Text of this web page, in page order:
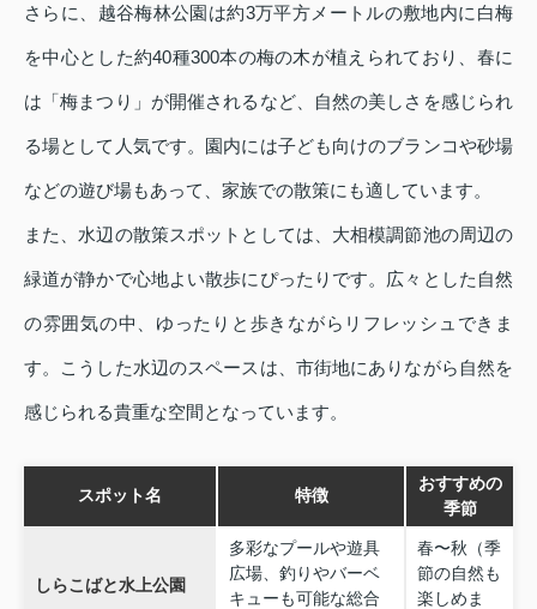
さらに、越谷梅林公園は約3万平方メートルの敷地内に白梅
を中心とした約40種300本の梅の木が植えられており、春に
は「梅まつり」が開催されるなど、自然の美しさを感じられ
る場として人気です。園内には子ども向けのブランコや砂場
などの遊び場もあって、家族での散策にも適しています。
また、水辺の散策スポットとしては、大相模調節池の周辺の
緑道が静かで心地よい散歩にぴったりです。広々とした自然
の雰囲気の中、ゆったりと歩きながらリフレッシュできま
す。こうした水辺のスペースは、市街地にありながら自然を
感じられる貴重な空間となっています。
スポット名 特徴
おすすめの
季節
しらこばと水上公園
多彩なプールや遊具
広場、釣りやバーベ
キューも可能な総合
春〜秋（季
節の自然も
楽しめま